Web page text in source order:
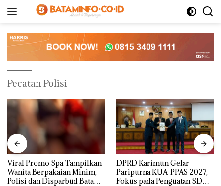
Pecatan Polisi
Viral Promo Spa Tampilkan
Wanita Berpakaian Minim,
Polisi dan Disparbud Batam
DPRD Karimun Gelar
Paripurna KUA-PPAS 2027,
Fokus pada Penguatan SDM,